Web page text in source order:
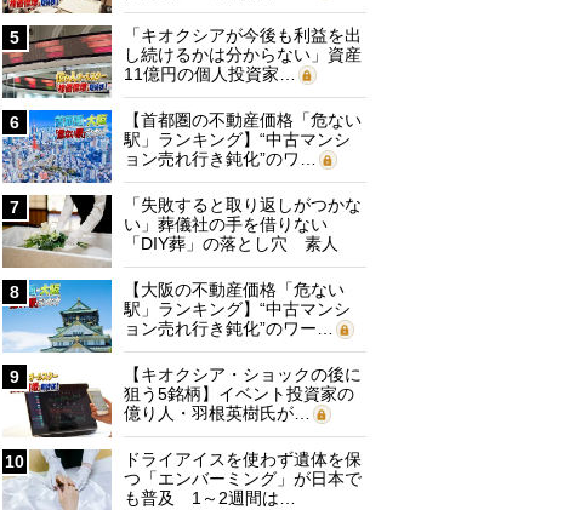
5
「キオクシアが今後も利益を出
し続けるかは分からない」資産
11億円の個人投資家…
6
【首都圏の不動産価格「危ない
駅」ランキング】“中古マンシ
ョン売れ行き鈍化”のワ…
7
「失敗すると取り返しがつかな
い」葬儀社の手を借りない
「DIY葬」の落とし穴 素人
に…
8
【大阪の不動産価格「危ない
駅」ランキング】“中古マンシ
ョン売れ行き鈍化”のワー…
9
【キオクシア・ショックの後に
狙う5銘柄】イベント投資家の
億り人・羽根英樹氏が…
10
ドライアイスを使わず遺体を保
つ「エンバーミング」が日本で
も普及 1～2週間は…